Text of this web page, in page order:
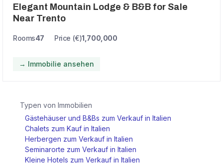
Elegant Mountain Lodge & B&B for Sale
Near Trento
Rooms47 Price (€)1,700,000
→ Immobilie ansehen
Typen von Immobilien
Gästehäuser und B&Bs zum Verkauf in Italien
Chalets zum Kauf in Italien
Herbergen zum Verkauf in Italien
Seminarorte zum Verkauf in Italien
Kleine Hotels zum Verkauf in Italien